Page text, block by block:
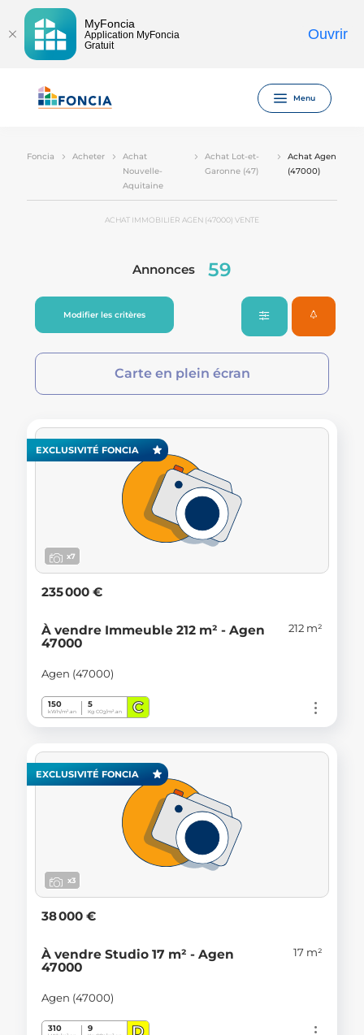
MyFoncia
Application MyFoncia
Gratuit
Ouvrir
Menu
Foncia Acheter
Achat
Nouvelle-
Aquitaine
Achat Lot-et-
Garonne (47)
Achat Agen
(47000)
ACHAT IMMOBILIER AGEN (47000) VENTE
Annonces 59
Modifier les critères
Carte en plein écran
EXCLUSIVITÉ FONCIA
x7
235 000 €
À vendre Immeuble 212 m² - Agen
47000
212 m²
Agen (47000)
150
kWh/m².an
5
Kg CO2/m².an C
EXCLUSIVITÉ FONCIA
x3
38 000 €
À vendre Studio 17 m² - Agen
47000
17 m²
Agen (47000)
310 9